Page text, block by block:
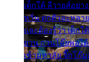
เด็กใต้ ลีวายส์อย่า
หวั่น ตกตัวละหลา
และต้องรู้ว่า เด็กใ
ยวน กวนโอ๊ยพอไ
เข้ามหาลัย จิ๊กโก๊